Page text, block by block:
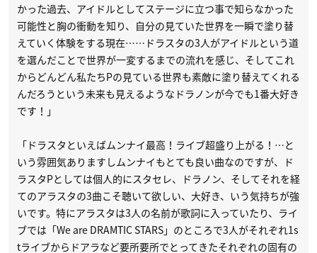
かった過去、アイドルとしてステージに立つ事で知らなかった
可能性と胸の衝動を知り、自分の見ていた世界を一瞬で塗り替
えていく体験をする現在……ドラスタの3人がアイドルという道
を選んだことで世界が一変するまでの流れを感じ、そしてこれ
からどんどん私たちPの見ている世界も素敵に塗り替えてくれる
んだろうという未来も見えるようなドラノンが今でも1番大好き
です！」
「ドラスタといえばムンナイ最高！ライブ超盛り上がる！…と
いう雰囲気ありますしムンナイもとても良い曲なのですが、ド
ラスタPとしては個人的にスタセレ、ドラノン、そしてそれを経
てのアラスタの3曲こそ聴いて欲しい、大好き、いう気持ちが強
いです。特にアラスタは3人の名前が歌詞に入っていたり、ライ
ブでは「We are DRAMTIC STARS」のところで3人がそれぞれ1s
tライブからドアラなど要所要所でとってきたそれぞれの固有の